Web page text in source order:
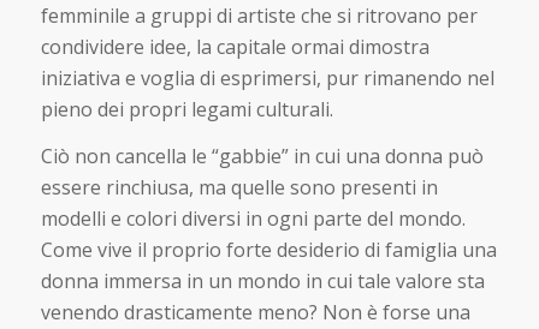
femminile a gruppi di artiste che si ritrovano per
condividere idee, la capitale ormai dimostra
iniziativa e voglia di esprimersi, pur rimanendo nel
pieno dei propri legami culturali.
Ciò non cancella le “gabbie” in cui una donna può
essere rinchiusa, ma quelle sono presenti in
modelli e colori diversi in ogni parte del mondo.
Come vive il proprio forte desiderio di famiglia una
donna immersa in un mondo in cui tale valore sta
venendo drasticamente meno? Non è forse una